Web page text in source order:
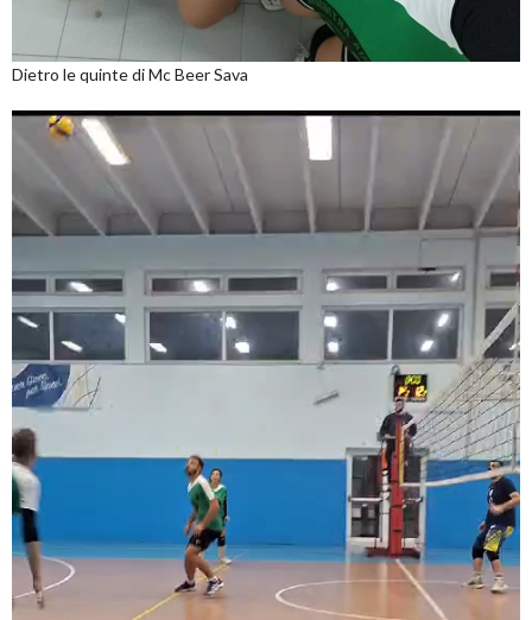
Dietro le quinte di Mc Beer Sava